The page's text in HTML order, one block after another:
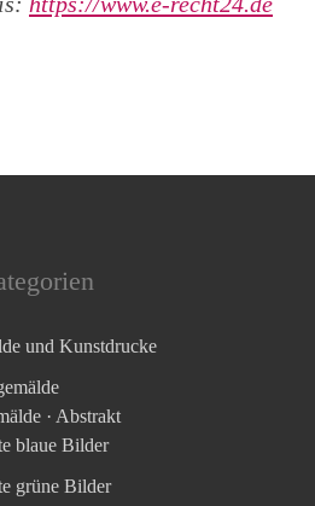
und Kunstdrucke
· Abstrakt
blaue Bilder
grüne Bilder